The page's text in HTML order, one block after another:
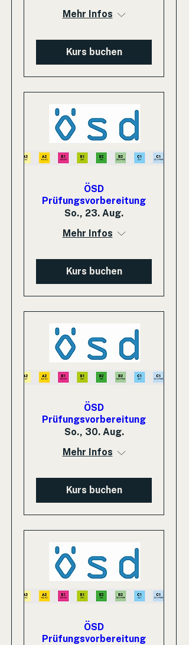
Mehr Infos
Kurs buchen
ÖSD
Prüfungsvorbereitung
So., 23. Aug.
Mehr Infos
Kurs buchen
ÖSD
Prüfungsvorbereitung
So., 30. Aug.
Mehr Infos
Kurs buchen
ÖSD
Prüfungsvorbereitung